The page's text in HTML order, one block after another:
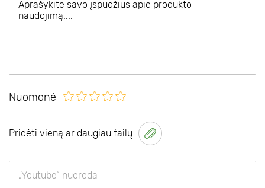
Nuomonė
Pridėti vieną ar daugiau failų